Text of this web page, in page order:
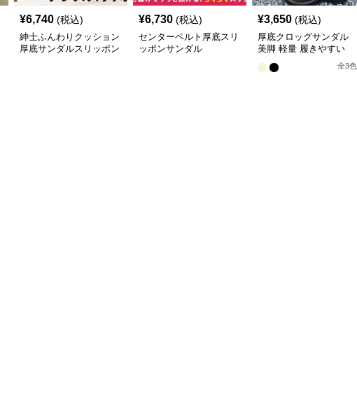
¥6,740 (税込)
紳士ふんわりクッション
厚底サンダルスリッポン
¥6,730 (税込)
センターベルト厚底スリ
ッポンサンダル
¥3,650 (税込)
厚底クロッグサンダル
美脚 軽量 履きやすい
全3色